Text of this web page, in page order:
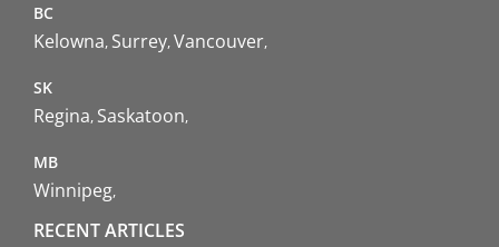
BC
Kelowna Surrey Vancouver
SK
Regina Saskatoon
MB
Winnipeg
RECENT ARTICLES